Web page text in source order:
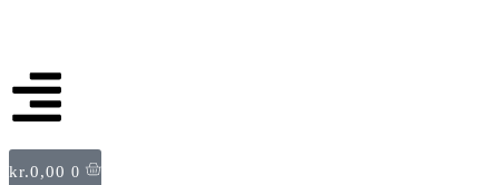
kr.0,00 0